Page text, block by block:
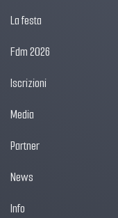
La festa
Fdm 2026
Iscrizioni
Media
Partner
News
Info